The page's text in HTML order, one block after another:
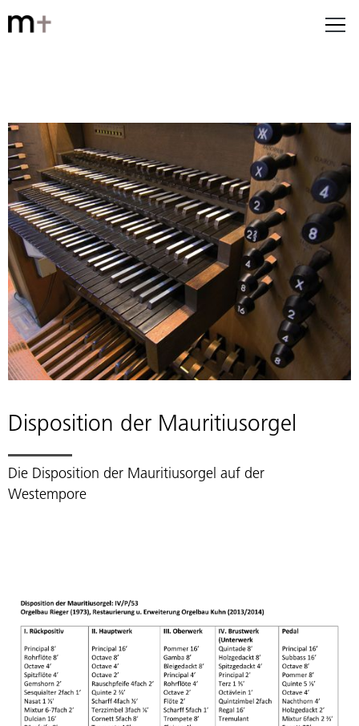
Disposition der Mauritiusorgel
Die Disposition der Mauritiusorgel auf der
Westempore